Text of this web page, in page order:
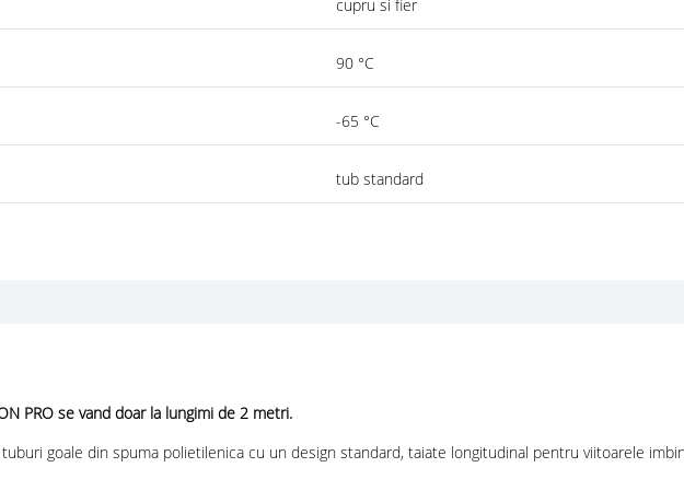
cupru si fier
90 °C
-65 °C
tub standard
PRO se vand doar la lungimi de 2 metri.
goale din spuma polietilenica cu un design standard, taiate longitudinal pentru viitoarele